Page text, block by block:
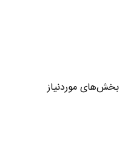
بخش‌های موردنیاز